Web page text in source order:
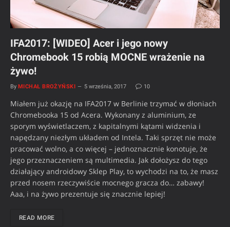
IFA2017: [WIDEO] Acer i jego nowy
Chromebook 15 robią MOCNE wrażenie na
żywo!
By MICHAŁ BROŻYŃSKI 5 września, 2017 10
Miałem już okazję na IFA2017 w Berlinie trzymać w dłoniach
Chromebooka 15 od Acera. Wykonany z aluminium, ze
sporym wyświetlaczem, z kapitalnymi kątami widzenia i
napędzany niezłym układem od Intela. Taki sprzęt nie może
pracować wolno, a co więcej – jednoznacznie konotuje, że
jego przeznaczeniem są multimedia. Jak dołożysz do tego
działający androidowy Sklep Play, to wychodzi na to, że masz
przed nosem rzeczywiście mocnego gracza do… zabawy!
Aaa, i na żywo prezentuje się znacznie lepiej!
READ MORE